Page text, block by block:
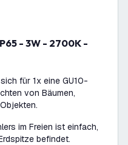
für 1x eine GU10-
von Bäumen,
im Freien ist einfach,
befindet.